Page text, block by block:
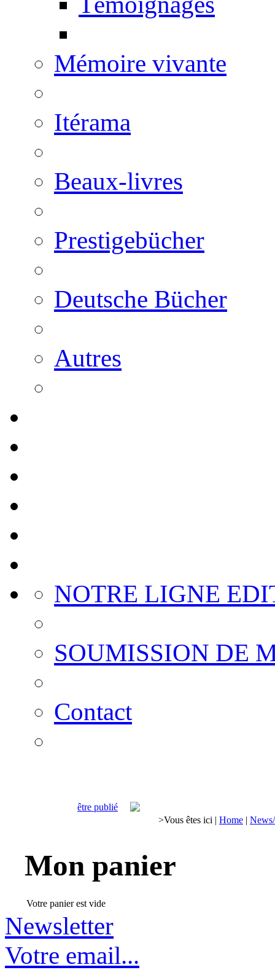
Mémoire vivante
Itérama
Beaux-livres
Prestigebücher
Deutsche Bücher
Autres
NOTRE LIGNE
SOUMISSION DE
Contact
être publié
>Vous êtes ici | Home |
Mon panier
Votre panier est vide
Newsletter
Votre email...